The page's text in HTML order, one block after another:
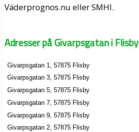
Väderprognos.nu eller SMHI.
Adresser på Givarpsgatan i Flisby
Givarpsgatan 1, 57875 Flisby
Givarpsgatan 3, 57875 Flisby
Givarpsgatan 5, 57875 Flisby
Givarpsgatan 7, 57875 Flisby
Givarpsgatan 9, 57875 Flisby
Givarpsgatan 2, 57875 Flisby